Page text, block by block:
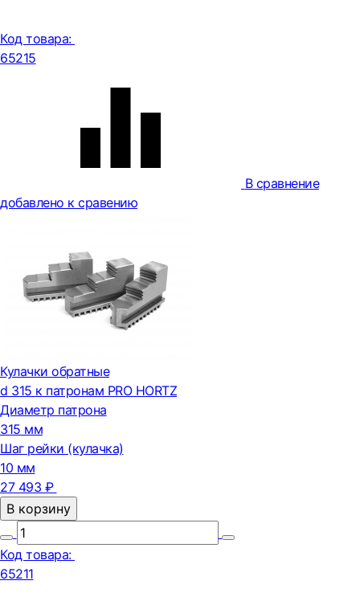
Код товара:
65215
В сравнение
добавлено к сравению
Кулачки обратные
d 315 к патронам PRO HORTZ
Диаметр патрона
315 мм
Шаг рейки (кулачка)
10 мм
27 493 ₽
В корзину
Код товара:
65211